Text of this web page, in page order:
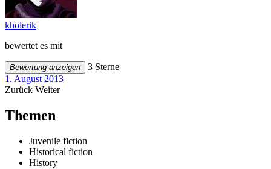
kholerik
bewertet es mit
Bewertung anzeigen
3 Sterne
1. August 2013
Zurück Weiter
Themen
Juvenile fiction
Historical fiction
History